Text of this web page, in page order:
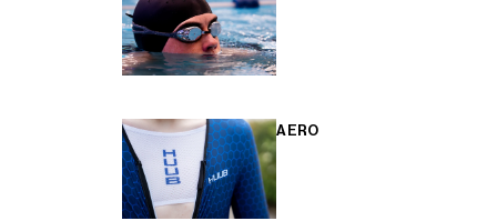
AERO